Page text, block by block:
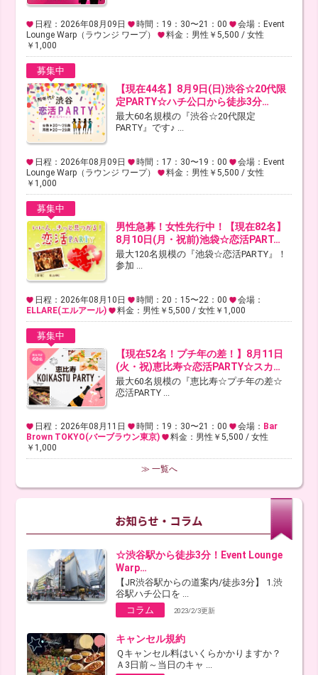
日程：2026年08月09日 時間：19：30〜21：00
会場：Event
Lounge Warp（ラウンジ ワープ）
料金：男性￥5,500 / 女性
￥1,000
募集中
【現在44名】8月9日(日)渋谷☆20代限
定PARTY☆ハチ公口から徒歩3分…
最大60名規模の『渋谷☆20代限定
PARTY』です♪ ...
日程：2026年08月09日 時間：17：30〜19：00
会場：Event
Lounge Warp（ラウンジ ワープ）
料金：男性￥5,500 / 女性
￥1,000
募集中
男性急募！女性先行中！【現在82名】
8月10日(月・祝前)池袋☆恋活PART…
最大120名規模の『池袋☆恋活PARTY』！
参加 ...
日程：2026年08月10日 時間：20：15〜22：00
会場：
ELLARE(エルアール)
料金：男性￥5,500 / 女性￥1,000
募集中
【現在52名！プチ年の差！】8月11日
(火・祝)恵比寿☆恋活PARTY☆スカ…
最大60名規模の『恵比寿☆プチ年の差☆
恋活PARTY ...
日程：2026年08月11日 時間：19：30〜21：00 会場： Bar
Brown TOKYO(バーブラウン東京)
料金：男性￥5,500 / 女性
￥1,000
≫ 一覧へ
☆渋谷駅から徒歩3分！Event Lounge
Warp…
【JR渋谷駅からの道案内/徒歩3分】 1.渋
谷駅ハチ公口を ...
コラム
2023/2/3更新
キャンセル規約
Ｑキャンセル料はいくらかかりますか？
Ａ3日前～当日のキャ ...